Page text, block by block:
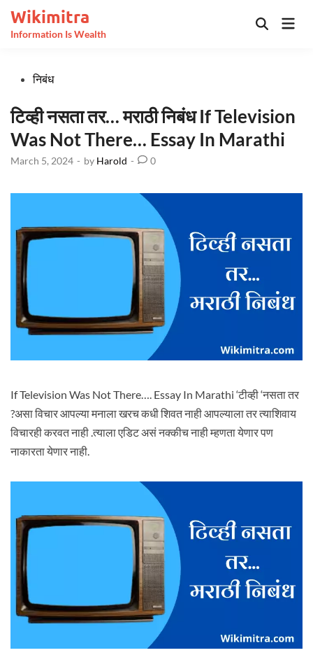
content
Wikimitra
Information Is Wealth
Open
Postedनिबंध
टिव्ही नसता तर… मराठी निबंध If Television
Was Not There… Essay In Marathi
March 5, 2024 - by Harold - 0
If Television Was Not There…. Essay In Marathi ‘टीव्ही ‘नसता तर
?असा विचार आपल्या मनाला खरच कधी शिवत नाही आपल्याला तर त्याशिवाय
विचारही करवत नाही .त्याला एडिट असं नक्कीच नाही म्हणता येणार पण
नाकारता येणार नाही.